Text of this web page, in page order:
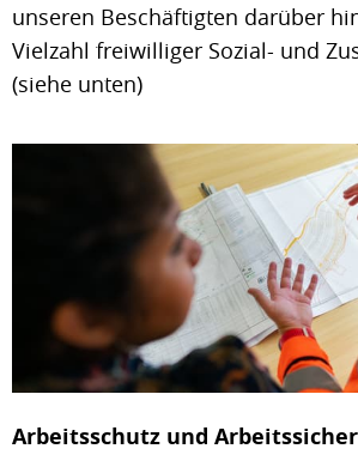
unseren Beschäftigten darüber
Vielzahl freiwilliger Sozial- und
(siehe unten)
Arbeitsschutz und